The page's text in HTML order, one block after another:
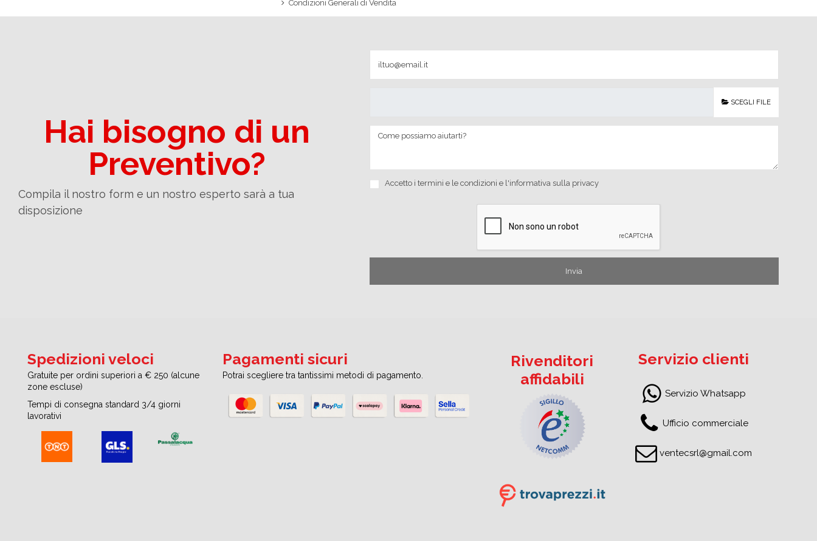
Condizioni Generali di Vendita
Hai bisogno di un
Preventivo?
Compila il nostro form e un nostro esperto sarà a tua
disposizione
SCEGLI FILE
Accetto itermini e le condizioni e l'informativa sulla privacy
Spedizioni veloci
Gratuite per ordini superiori a € 250 (alcune
zone escluse)
Tempi di consegna standard 3/4 giorni
lavorativi
Pagamenti sicuri
Potrai scegliere tra tantissimi metodi di pagamento.
Rivenditori
affidabili
Servizio clienti
Servizio Whatsapp
Ufficio commerciale
ventecsrl@gmail.com